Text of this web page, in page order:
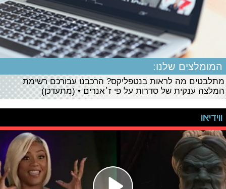
המומלצים שלנו:
מתלבטים מה לראות בנטפליקס? הרכבנו עבורכם רשימת
המלצה ענקית של סדרות על פי ז׳אנרים • (מתעדכן)
ווידיאו